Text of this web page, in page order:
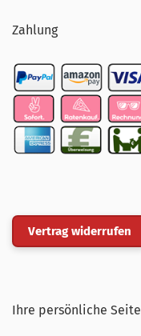
Zahlung
Vertrag widerrufen
Ihre persönliche Seite